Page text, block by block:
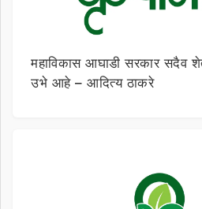
महाविकास आघाडी सरकार सदैव
उभे आहे – आदित्य ठाकरे